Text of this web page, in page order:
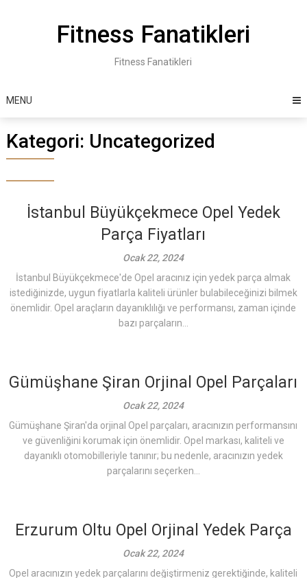
Fitness Fanatikleri
Fitness Fanatikleri
MENU
Kategori: Uncategorized
İstanbul Büyükçekmece Opel Yedek
Parça Fiyatları
Ocak 22, 2024
İstanbul Büyükçekmece'de Opel aracınız için yedek parça almak
istediğinizde, uygun fiyatlarla kaliteli ürünler bulabileceğinizi bilmek
önemlidir. Opel araçların dayanıklılığı ve performansı, zaman içinde
bazı parçaların...
Gümüşhane Şiran Orjinal Opel Parçaları
Ocak 22, 2024
Gümüşhane Şiran'da orjinal Opel parçaları, aracınızın performansını
ve güvenliğini korumak için önemlidir. Opel markası, kaliteli ve
dayanıklı otomobilleriyle tanınır; bu nedenle, aracınızın yedek
parçalarını seçerken...
Erzurum Oltu Opel Orjinal Yedek Parça
Ocak 22, 2024
Opel aracınızın yedek parçalarını değiştirmeniz gerektiğinde, kaliteli